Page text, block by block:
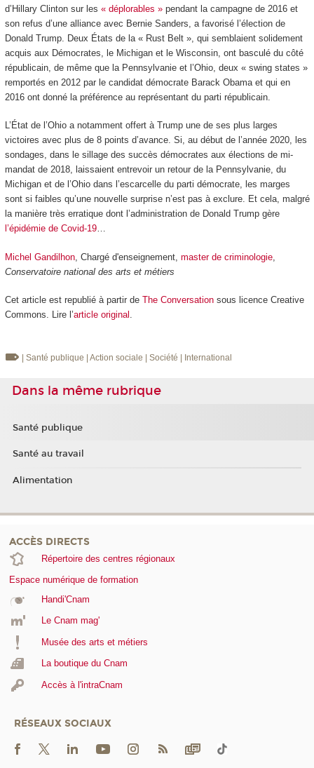
d’Hillary Clinton sur les « déplorables »pendant la campagne de 2016 et
son refus d’une alliance avec Bernie Sanders, a favorisé l’élection de
Donald Trump. Deux États de la « Rust Belt », qui semblaient solidement
acquis aux Démocrates, le Michigan et le Wisconsin, ont basculé du côté
républicain, de même que la Pennsylvanie et l’Ohio, deux « swing states »
remportés en 2012 par le candidat démocrate Barack Obama et qui en
2016 ont donné la préférence au représentant du parti républicain.
L’État de l’Ohio a notamment offert à Trump une de ses plus larges
victoires avec plus de 8 points d’avance. Si, au début de l’année 2020, les
sondages, dans le sillage des succès démocrates aux élections de mi-
mandat de 2018, laissaient entrevoir un retour de la Pennsylvanie, du
Michigan et de l’Ohio dans l’escarcelle du parti démocrate, les marges
sont si faibles qu’une nouvelle surprise n’est pas à exclure. Et cela, malgré
la manière très erratique dont l’administration de Donald Trump gère
l’épidémie de Covid-19…
Michel Gandilhon, Chargé d'enseignement, master de criminologie,
Conservatoire national des arts et métiers
Cet article est republié à partir de The Conversationsous licence Creative
Commons. Lire l’article original .
| Santé publique | Action sociale | Société | International
Dans la même rubrique
Santé publique
Santé au travail
Alimentation
ACCÈS DIRECTS
Répertoire des centres régionaux
Espace numérique de formation
Handi'Cnam
Le Cnam mag'
Musée des arts et métiers
La boutique du Cnam
Accès à l'intraCnam
RÉSEAUX SOCIAUX